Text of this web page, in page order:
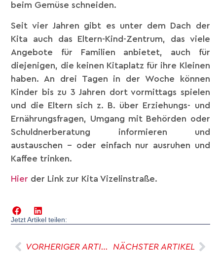
beim Gemüse schneiden.
Seit vier Jahren gibt es unter dem Dach der
Kita auch das Eltern-Kind-Zentrum, das viele
Angebote für Familien anbietet, auch für
diejenigen, die keinen Kitaplatz für ihre Kleinen
haben. An drei Tagen in der Woche können
Kinder bis zu 3 Jahren dort vormittags spielen
und die Eltern sich z. B. über Erziehungs- und
Ernährungsfragen, Umgang mit Behörden oder
Schuldnerberatung informieren und
austauschen – oder einfach nur ausruhen und
Kaffee trinken.
Hier der Link zur Kita Vizelinstraße.
Jetzt Artikel teilen:
VORHERIGER ARTIKEL NÄCHSTER ARTIKEL